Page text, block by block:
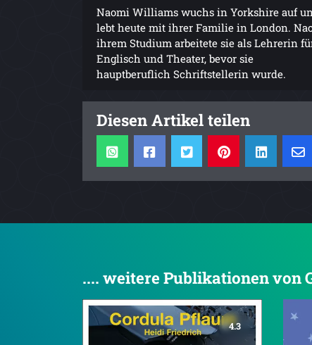
Naomi Williams wuchs in Yorkshire auf
lebt heute mit ihrer Familie in London.
ihrem Studium arbeitete sie als Lehrerin
Englisch und Theater, bevor sie
hauptberuflich Schriftstellerin wurde.
Diesen Artikel teilen
.... weitere Publikationen von
4.3